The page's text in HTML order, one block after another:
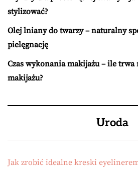
stylizować?
Olej lniany do twarzy – naturalny
pielęgnację
Czas wykonania makijażu – ile trwa
makijażu?
Uroda
Jak zrobić idealne kreski